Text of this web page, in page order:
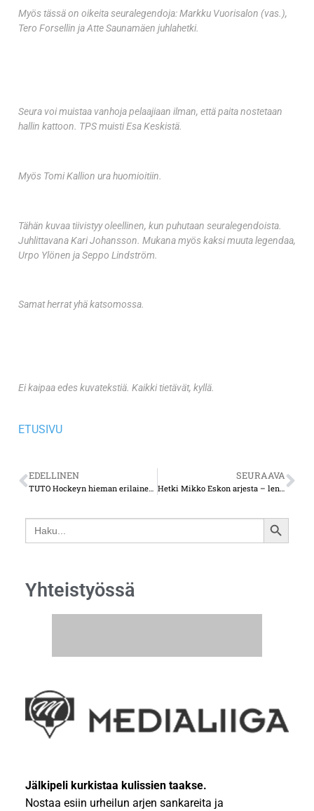
Myös tässä on oikeita seuralegendoja: Markku Vuorisalon (vas.),
Tero Forsellin ja Atte Saunamäen juhlahetki.
Seura voi muistaa vanhoja pelaajiaan ilman, että paita nostetaan
hallin kattoon. TPS muisti Esa Keskistä.
Myös Tomi Kallion ura huomioitiin.
Tähän kuvaa tiivistyy oleellinen, kun puhutaan seuralegendoista.
Juhlittavana Kari Johansson. Mukana myös kaksi muuta legendaa,
Urpo Ylönen ja Seppo Lindström.
Samat herrat yhä katsomossa.
Ei kaipaa edes kuvatekstiä. Kaikki tietävät, kyllä.
ETUSIVU
EDELLINEN
TUTO Hockeyn hieman erilainen tiedotustilaisuus
SEURAAVA
Hetki Mikko Eskon arjesta – lentopallolegendan elämään kuuluu muutakin kuin lentopallo
Search
for:
SEARCH
Yhteistyössä
Jälkipeli kurkistaa kulissien taakse.
Nostaa esiin urheilun arjen sankareita ja